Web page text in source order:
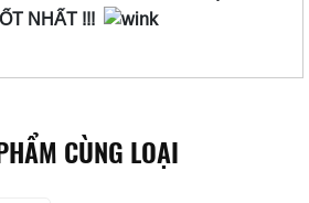
NHẤT !!!
CÙNG LOẠI